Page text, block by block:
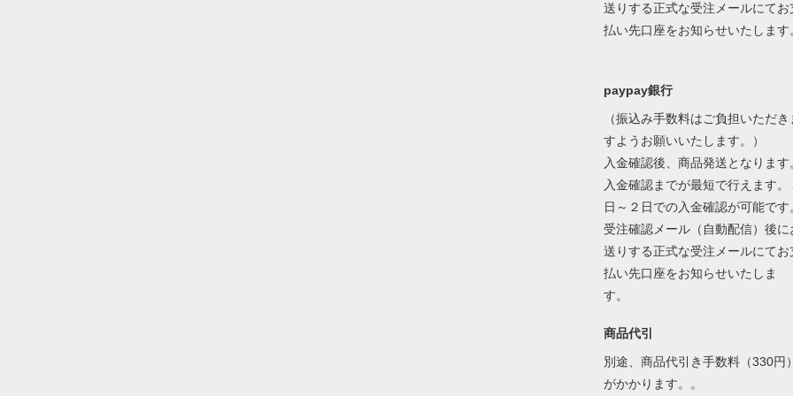
送りする正式な受注メールにてお
払い先口座をお知らせいたします
paypay銀行
（振込み手数料はご負担いただき
すようお願いいたします。）
入金確認後、商品発送となります
入金確認までが最短で行えます。
日～２日での入金確認が可能です
受注確認メール（自動配信）後に
送りする正式な受注メールにてお
払い先口座をお知らせいたしま
す。
商品代引
別途、商品代引き手数料（330円）
がかかります。。